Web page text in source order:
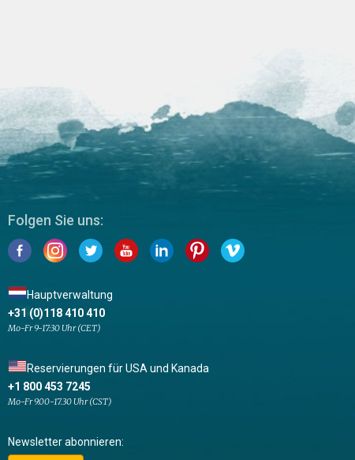
Folgen Sie uns:
Hauptverwaltung
+31 (0)118 410 410
Mo-Fr 9-17:30 Uhr (CET)
Reservierungen für USA und Kanada
+1 800 453 7245
Mo-Fr 9.00-17.30 Uhr (CST)
Newsletter abonnieren: